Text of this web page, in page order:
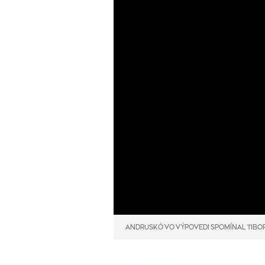
ANDRUSKÓ VO VÝPOVEDI SPOMÍNAL